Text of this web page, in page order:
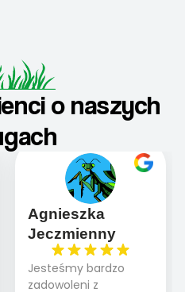
o naszych
Agnieszka
Jeczmienny
Jesteśmy bardzo
zadowoleni z